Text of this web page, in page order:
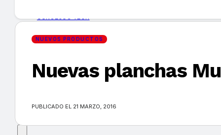
MERCADOS Y TENDENCIAS
NUEVOS PRODUCTOS
Nuevas planchas
PUBLICADO EL 21 MARZO, 2016